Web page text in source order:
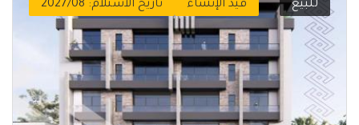
للبيع قيد الإنشاء تاريخ الاستلام: 2027/08